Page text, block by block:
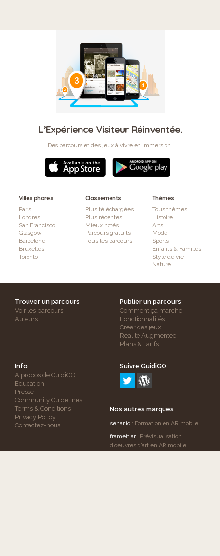
L’Expérience Visiteur Réinventée.
Des parcours et des jeux à vivre en immersion.
Villes phares
Paris
Londres
San Francisco
Glasgow
Barcelone
Bruxelles
Toronto
Classements
Plus téléchargées
Plus récentes
Mieux notés
Parcours gratuits
Tous les parcours
Thèmes
Tous thèmes
Histoire
Arts
Mode
Sports
Enfants & Familles
Style de vie
Nature
Trouver un parcours
Voir les parcours
Auteurs
Publier un parcours
Comment ça marche
Fonctionnalités
Créer des jeux
Réalité Augmentée
Plans & Tarifs
Info
A propos de GuidiGO
Education
Presse
Community Guidelines
Terms & Conditions
Privacy Policy
Contactez-nous
Suivre GuidiGO
Nos autres marques
senar.io : Formation en AR mobile
frameit.ar: Prévisualisation
d’oeuvres d’art en AR mobile